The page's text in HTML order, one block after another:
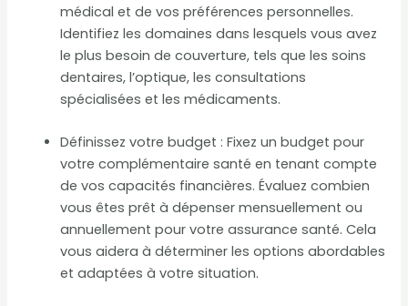
médical et de vos préférences personnelles.
Identifiez les domaines dans lesquels vous avez
le plus besoin de couverture, tels que les soins
dentaires, l’optique, les consultations
spécialisées et les médicaments.
Définissez votre budget : Fixez un budget pour
votre complémentaire santé en tenant compte
de vos capacités financières. Évaluez combien
vous êtes prêt à dépenser mensuellement ou
annuellement pour votre assurance santé. Cela
vous aidera à déterminer les options abordables
et adaptées à votre situation.